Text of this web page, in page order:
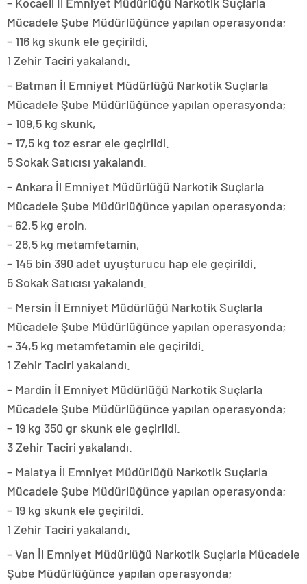
Mücadele Şube Müdürlüğünce yapılan operasyonda;
– 116 kg skunk ele geçirildi.
1 Zehir Taciri yakalandı.
– Batman İl Emniyet Müdürlüğü Narkotik Suçlarla
Mücadele Şube Müdürlüğünce yapılan operasyonda;
– 109,5 kg skunk,
– 17,5 kg toz esrar ele geçirildi.
5 Sokak Satıcısı yakalandı.
– Ankara İl Emniyet Müdürlüğü Narkotik Suçlarla
Mücadele Şube Müdürlüğünce yapılan operasyonda;
– 62,5 kg eroin,
– 26,5 kg metamfetamin,
– 145 bin 390 adet uyuşturucu hap ele geçirildi.
5 Sokak Satıcısı yakalandı.
– Mersin İl Emniyet Müdürlüğü Narkotik Suçlarla
Mücadele Şube Müdürlüğünce yapılan operasyonda;
– 34,5 kg metamfetamin ele geçirildi.
1 Zehir Taciri yakalandı.
– Mardin İl Emniyet Müdürlüğü Narkotik Suçlarla
Mücadele Şube Müdürlüğünce yapılan operasyonda;
– 19 kg 350 gr skunk ele geçirildi.
3 Zehir Taciri yakalandı.
– Malatya İl Emniyet Müdürlüğü Narkotik Suçlarla
Mücadele Şube Müdürlüğünce yapılan operasyonda;
– 19 kg skunk ele geçirildi.
1 Zehir Taciri yakalandı.
– Van İl Emniyet Müdürlüğü Narkotik Suçlarla Mücadele
Şube Müdürlüğünce yapılan operasyonda;